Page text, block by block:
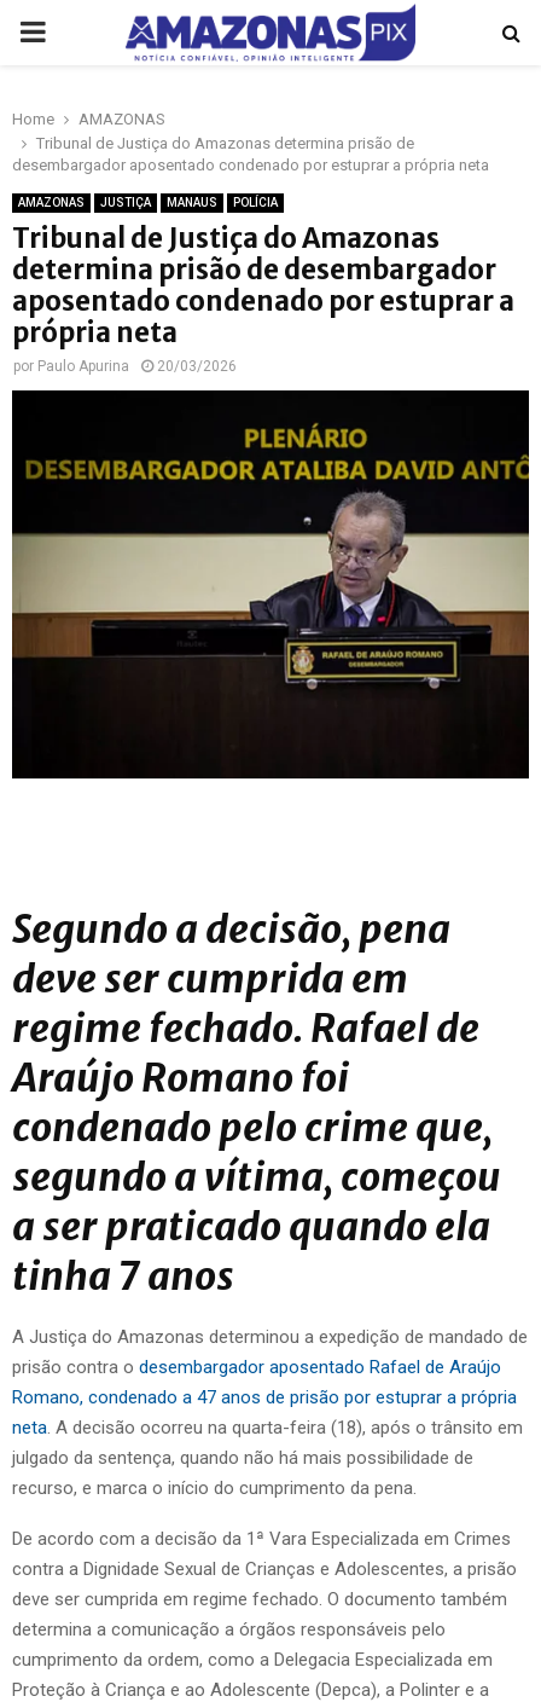
PRIMARY
Home
AMAZONAS
Tribunal de Justiça do Amazonas determina prisão de
desembargador aposentado condenado por estuprar a própria neta
AMAZONAS JUSTIÇA MANAUS POLÍCIA
Tribunal de Justiça do Amazonas
determina prisão de desembargador
aposentado condenado por estuprar a
própria neta
por Paulo Apurina 20/03/2026
Segundo a decisão, pena
deve ser cumprida em
regime fechado. Rafael de
Araújo Romano foi
condenado pelo crime que,
segundo a vítima, começou
a ser praticado quando ela
tinha 7 anos
A Justiça do Amazonas determinou a expedição de mandado de
prisão contra o desembargador aposentado Rafael de Araújo
Romano, condenado a 47 anos de prisão por estuprar a própria
neta. A decisão ocorreu na quarta-feira (18), após o trânsito em
julgado da sentença, quando não há mais possibilidade de
recurso, e marca o início do cumprimento da pena.
De acordo com a decisão da 1ª Vara Especializada em Crimes
contra a Dignidade Sexual de Crianças e Adolescentes, a prisão
deve ser cumprida em regime fechado. O documento também
determina a comunicação a órgãos responsáveis pelo
cumprimento da ordem, como a Delegacia Especializada em
Proteção à Criança e ao Adolescente (Depca), a Polinter e a